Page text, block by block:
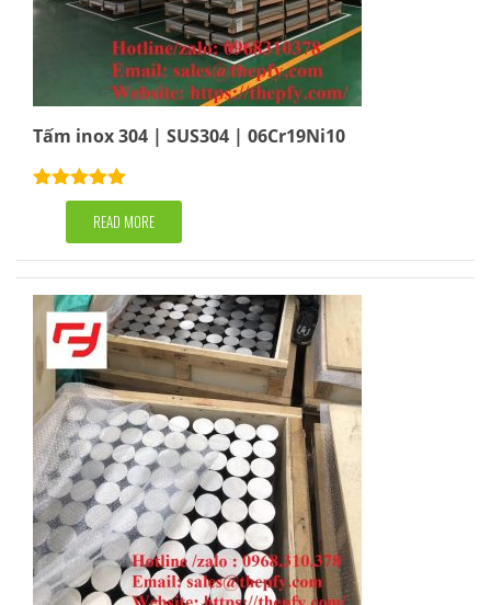
Tấm inox 304 | SUS304 | 06Cr19Ni10
Rated5.00
out of 5READ MORE